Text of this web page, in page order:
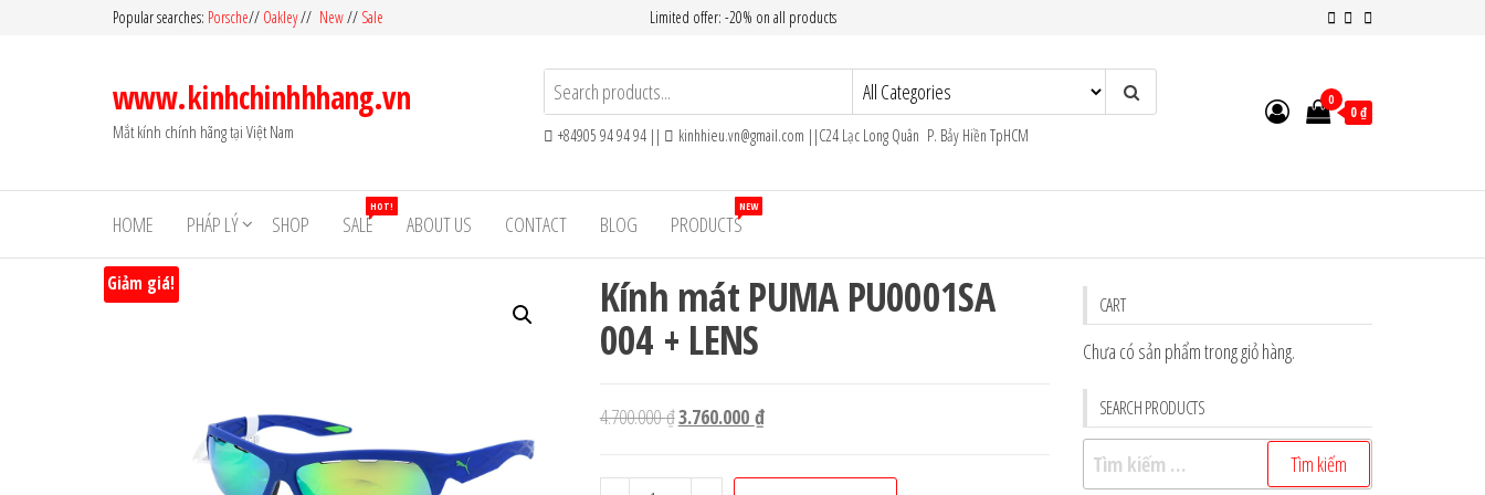
Popular searches: Porsche// Oakley// New// Sale Limited offer: -20% on all products
www.kinhchinhhhang.vn
Mắt kính chính hãng tại Việt Nam +84905 94 94 94 || kinhhieu.vn@gmail.com ||C24 Lạc Long Quân P. Bảy Hiền TpHCM
0
0 ₫
HOME PHÁP LÝ SHOP SALE
HOT!
ABOUT US CONTACT BLOG PRODUCTS
NEW
Giảm giá! Kính mát PUMA PU0001SA
004 + LENS
4.700.000₫Giá
là:
3.760.000 ₫Giá
tại
CART
Chưa có sản phẩm trong giỏ hàng.
SEARCH PRODUCTS
Tìm
kiếm